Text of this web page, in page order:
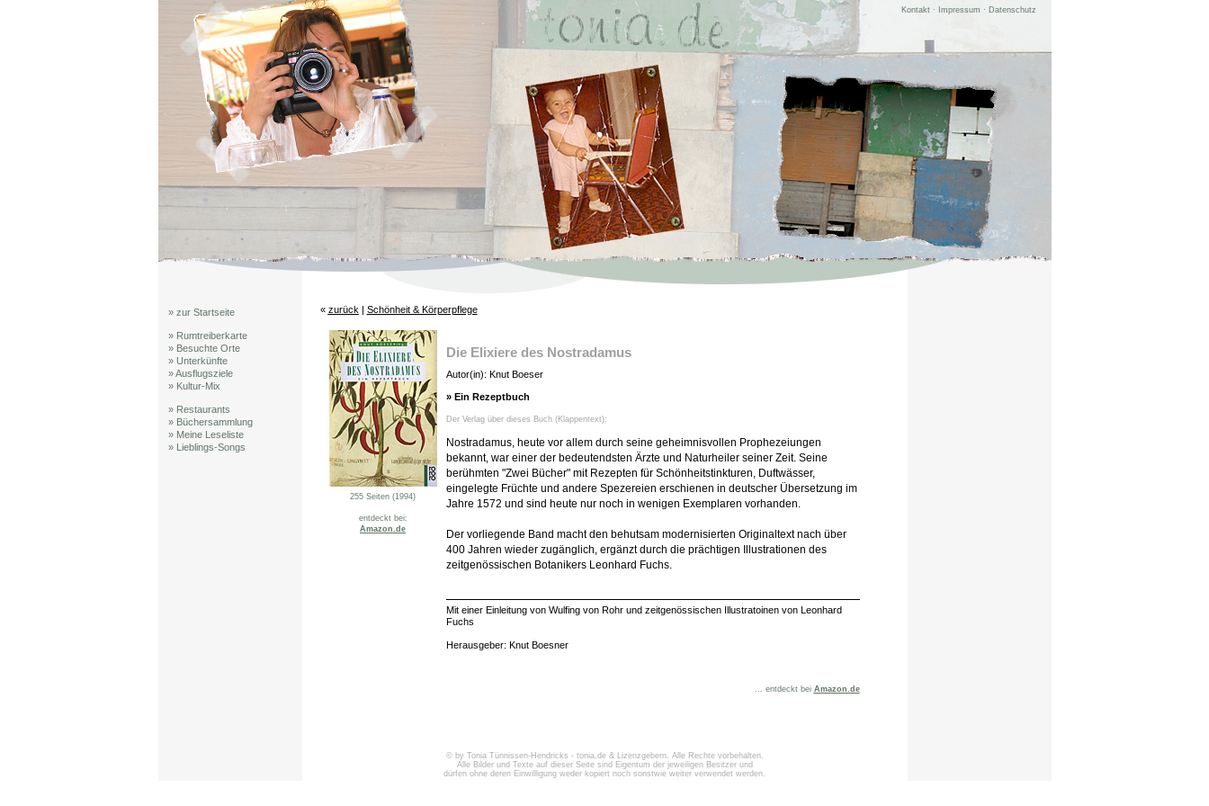
Kontakt· Impressum · Datenschutz
» zur Startseite
» Rumtreiberkarte
» Besuchte Orte
» Unterkünfte
» Ausflugsziele
» Kultur-Mix
» Restaurants
» Büchersammlung
» Meine Leseliste
» Lieblings-Songs
« zurück | Schönheit & Körperpflege
255 Seiten (1994)
entdeckt bei:
Amazon.de
Die Elixiere des Nostradamus
Autor(in): Knut Boeser
» Ein Rezeptbuch
Der Verlag über dieses Buch (Klappentext):
Nostradamus, heute vor allem durch seine geheimnisvollen Prophezeiungen
bekannt, war einer der bedeutendsten Ärzte und Naturheiler seiner Zeit. Seine
berühmten "Zwei Bücher" mit Rezepten für Schönheitstinkturen, Duftwässer,
eingelegte Früchte und andere Spezereien erschienen in deutscher Übersetzung im
Jahre 1572 und sind heute nur noch in wenigen Exemplaren vorhanden.
Der vorliegende Band macht den behutsam modernisierten Originaltext nach über
400 Jahren wieder zugänglich, ergänzt durch die prächtigen Illustrationen des
zeitgenössischen Botanikers Leonhard Fuchs.
Mit einer Einleitung von Wulfing von Rohr und zeitgenössischen Illustratoinen von Leonhard
Fuchs
Herausgeber: Knut Boesner
... entdeckt bei Amazon.de
© by Tonia Tünnissen-Hendricks - tonia.de & Lizenzgebern. Alle Rechte vorbehalten.
Alle Bilder und Texte auf dieser Seite sind Eigentum der jeweiligen Besitzer und
dürfen ohne deren Einwilligung weder kopiert noch sonstwie weiter verwendet werden.